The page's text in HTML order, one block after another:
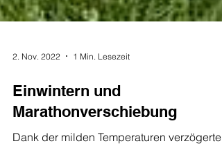
Einwintern und
Marathonverschiebung